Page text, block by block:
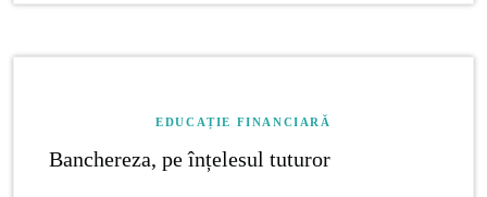
EDUCAȚIE FINANCIARĂ
Banchereza, pe înțelesul tuturor